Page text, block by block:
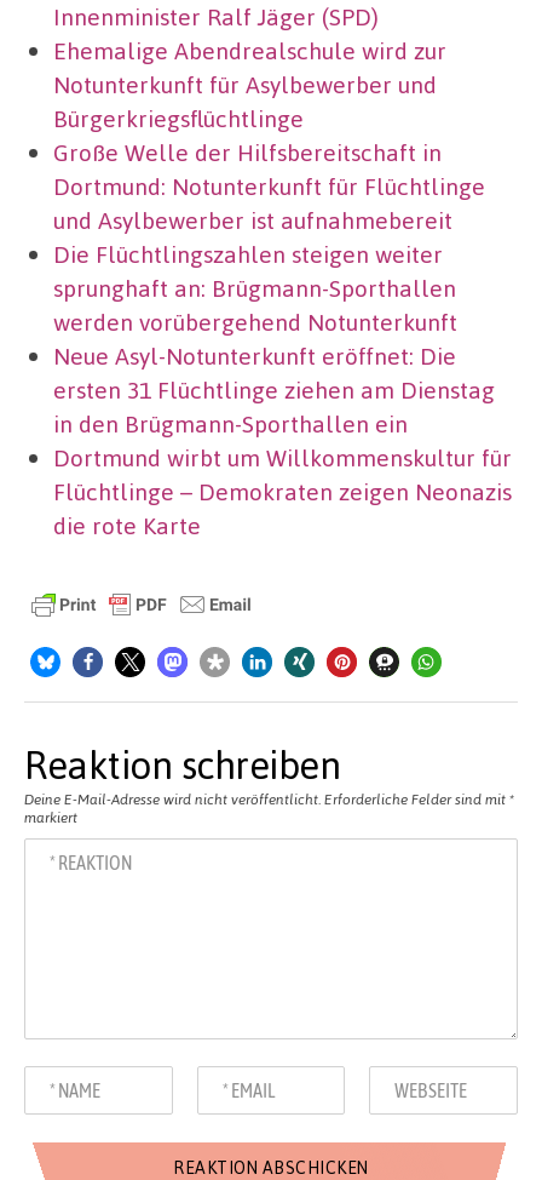
Innenminister Ralf Jäger (SPD)
Ehemalige Abendrealschule wird zur
Notunterkunft für Asylbewerber und
Bürgerkriegsflüchtlinge
Große Welle der Hilfsbereitschaft in
Dortmund: Notunterkunft für Flüchtlinge
und Asylbewerber ist aufnahmebereit
Die Flüchtlingszahlen steigen weiter
sprunghaft an: Brügmann-Sporthallen
werden vorübergehend Notunterkunft
Neue Asyl-Notunterkunft eröffnet: Die
ersten 31 Flüchtlinge ziehen am Dienstag
in den Brügmann-Sporthallen ein
Dortmund wirbt um Willkommenskultur für
Flüchtlinge – Demokraten zeigen Neonazis
die rote Karte
Reaktion schreiben
Deine E-Mail-Adresse wird nicht veröffentlicht. Erforderliche Felder sind mit *
markiert